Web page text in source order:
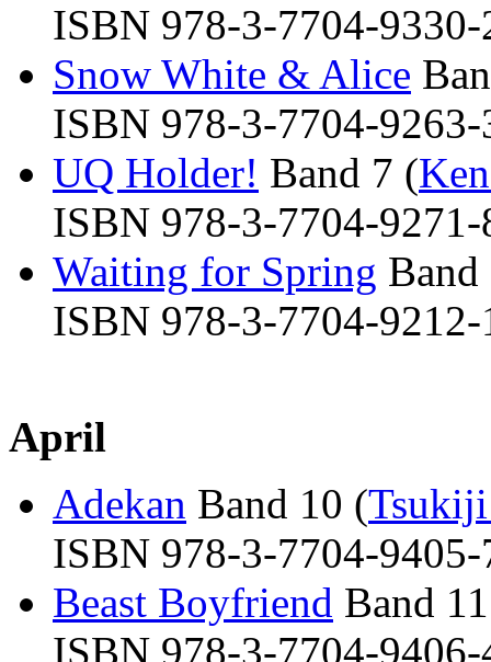
ISBN 978-3-7704-9330-
Snow White & Alice
ISBN 978-3-7704-9263-
UQ Holder! Band 7 (
ISBN 978-3-7704-9271-
Waiting for Spring Band
ISBN 978-3-7704-9212-
April
Adekan Band 10 (
ISBN 978-3-7704-9405-
Beast Boyfriend Band
ISBN 978-3-7704-9406-